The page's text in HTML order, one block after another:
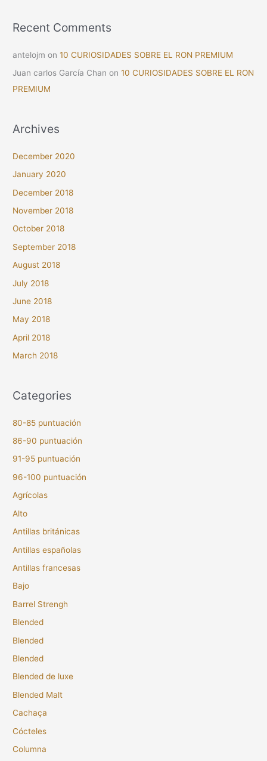
Recent Comments
antelojm on10 CURIOSIDADES SOBRE EL RON PREMIUM
Juan carlos García Chan on10 CURIOSIDADES SOBRE EL RON
PREMIUM
Archives
December 2020
January 2020
December 2018
November 2018
October 2018
September 2018
August 2018
July 2018
June 2018
May 2018
April 2018
March 2018
Categories
80-85 puntuación
86-90 puntuación
91-95 puntuación
96-100 puntuación
Agrícolas
Alto
Antillas británicas
Antillas españolas
Antillas francesas
Bajo
Barrel Strengh
Blended
Blended
Blended
Blended de luxe
Blended Malt
Cachaça
Cócteles
Columna